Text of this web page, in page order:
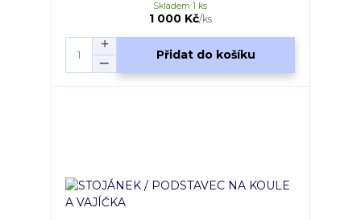
1 000 Kč/ks
Skladem 1 ks
Přidat do košíku